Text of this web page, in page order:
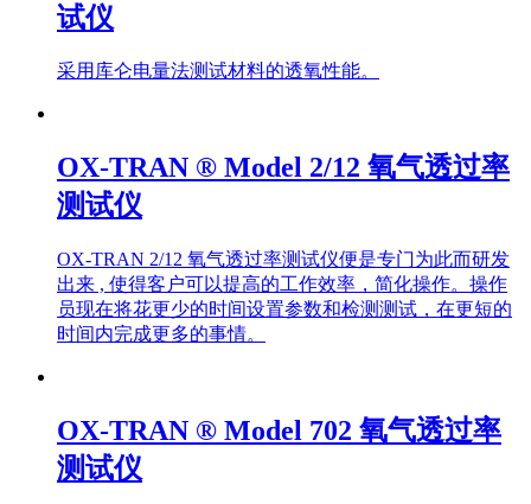
试仪
采用库仑电量法测试材料的透氧性能。
OX-TRAN ® Model 2/12 氧气透过率
测试仪
OX-TRAN 2/12 氧气透过率测试仪便是专门为此而研发
出来 , 使得客户可以提高的工作效率，简化操作。操作
员现在将花更少的时间设置参数和检测测试，在更短的
时间内完成更多的事情。
OX-TRAN ® Model 702 氧气透过率
测试仪